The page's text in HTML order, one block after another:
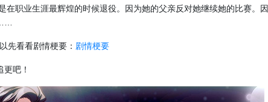
职业生涯最辉煌的时候退役。因为她的父亲反对她继续她的比赛。因
先看看剧情梗要： 剧情梗要
吧！